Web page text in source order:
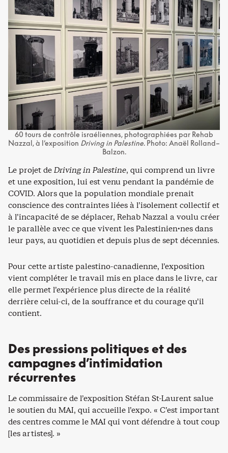
60 tours de contrôle israéliennes, photographiées par Rehab
Nazzal, à l’exposition Driving in Palestine. Photo: Anaël Rolland–
Balzon.
Le projet deDriving in Palestine, qui comprend un livre
et une exposition, lui est venu pendant la pandémie de
COVID. Alors que la population mondiale prenait
conscience des contraintes liées à l’isolement collectif et
à l’incapacité de se déplacer, Rehab Nazzal a voulu créer
le parallèle avec ce que vivent les Palestinien·nes dans
leur pays, au quotidien et depuis plus de sept décennies.
Pour cette artiste palestino-canadienne, l’exposition
vient compléter le travail mis en place dans le livre, car
elle permet l’expérience plus directe de la réalité
derrière celui-ci, de la souffrance et du courage qu’il
contient.
Des pressions politiques et des
campagnes d’intimidation
récurrentes
Le commissaire de l’exposition Stéfan St-Laurent salue
le soutien du MAI, qui accueille l’expo. « C’est important
des centres comme le MAI qui vont défendre à tout coup
[les artistes]. »